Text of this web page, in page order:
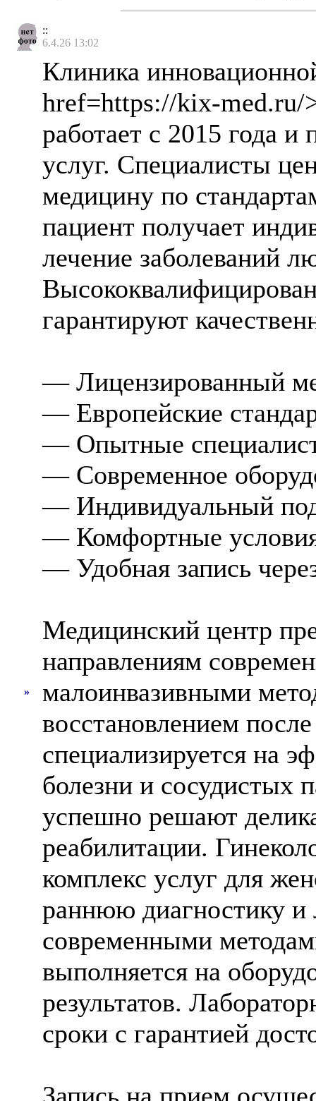
::
6.4.26 13:02
»
Клиника
href=https://kix-med.ru/
работает с 2015 года
услуг. Специалисты
медицину по
пациент получает
лечение заболеваний
гарантируют
— Лицензированный
— Европейские
— Опытные
— Современное
— Индивидуальный
— Комфортные
— Удобная запись
Медицинский центр
направлениям
малоинвазивными
восстановлением
специализируется на
болезни и сосудистых
успешно решают
реабилитации.
комплекс услуг для
раннюю диагностику и
современными
выполняется на
результатов.
сроки с гарантией